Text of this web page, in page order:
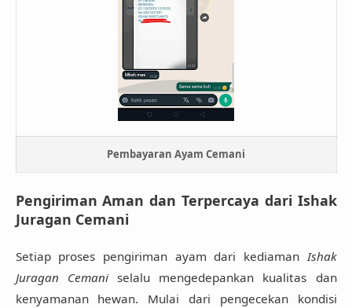
Pembayaran Ayam Cemani
Pengiriman Aman dan Terpercaya dari Ishak
Juragan Cemani
Setiap proses pengiriman ayam dari kediamanIshak
Juragan Cemaniselalu mengedepankan kualitas dan
kenyamanan hewan. Mulai dari pengecekan kondisi